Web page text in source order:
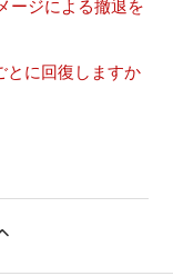
ージによる撤退を
とに回復しますか